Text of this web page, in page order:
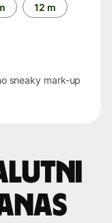
12 m
sneaky mark-up